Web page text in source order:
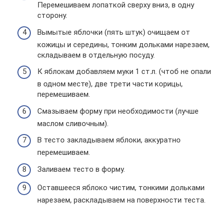
Перемешиваем лопаткой сверху вниз, в одну
сторону.
Вымытые яблочки (пять штук) очищаем от
кожицы и середины, тонким дольками нарезаем,
складываем в отдельную посуду.
К яблокам добавляем муки 1 ст.л. (чтоб не опали
в одном месте), две трети части корицы,
перемешиваем.
Смазываем форму при необходимости (лучше
маслом сливочным).
В тесто закладываем яблоки, аккуратно
перемешиваем.
Заливаем тесто в форму.
Оставшееся яблоко чистим, тонкими дольками
нарезаем, раскладываем на поверхности теста.